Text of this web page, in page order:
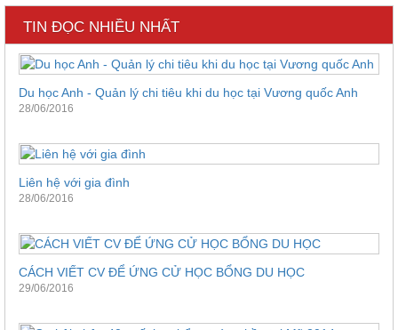
TIN ĐỌC NHIỀU NHẤT
Du học Anh - Quản lý chi tiêu khi du học tại Vương quốc Anh
28/06/2016
Liên hệ với gia đình
28/06/2016
CÁCH VIẾT CV ĐỂ ỨNG CỬ HỌC BỔNG DU HỌC
29/06/2016